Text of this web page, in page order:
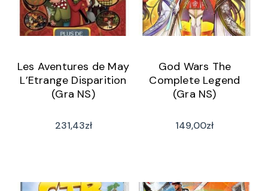
Les Aventures de May
L’Etrange Disparition
(Gra NS)
231,43zł
God Wars The
Complete Legend
(Gra NS)
149,00zł